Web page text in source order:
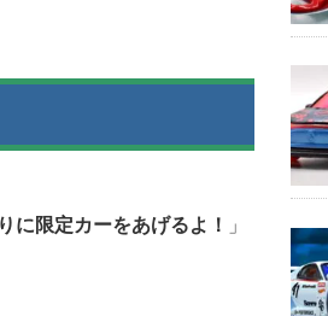
に限定カーをあげるよ！
」